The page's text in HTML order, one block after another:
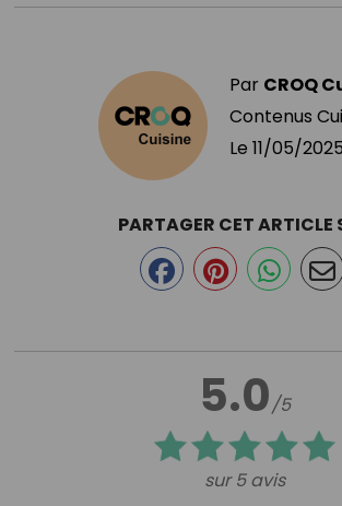
Par CROQ
Contenus
Le 11/05/2025
5.0/5
sur 5 avis
PARTAGER CET ARTICLE